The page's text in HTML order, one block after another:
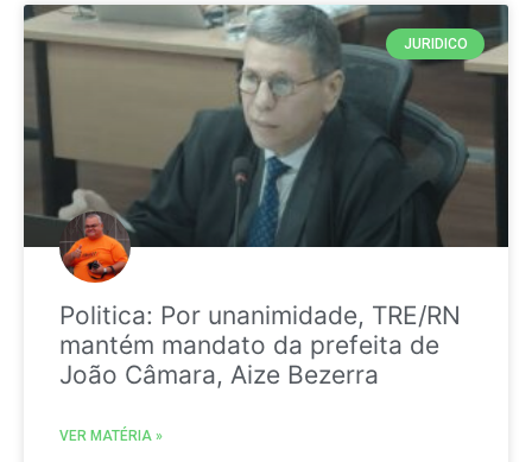
JURIDICO
Politica: Por unanimidade, TRE/RN
mantém mandato da prefeita de
João Câmara, Aize Bezerra
VER MATÉRIA »